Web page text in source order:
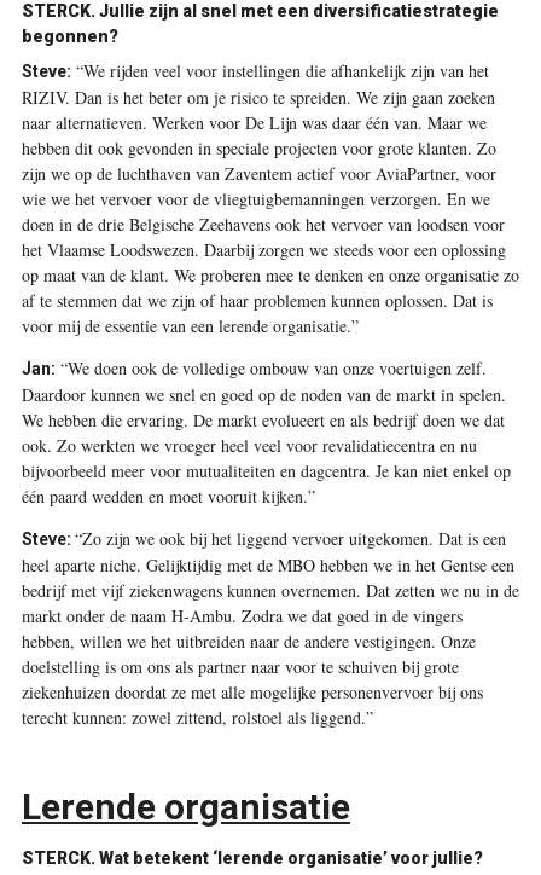
STERCK. Jullie zijn al snel met een diversificatiestrategie
begonnen?
Steve: “We rijden veel voor instellingen die afhankelijk zijn van het
RIZIV. Dan is het beter om je risico te spreiden. We zijn gaan zoeken
naar alternatieven. Werken voor De Lijn was daar één van. Maar we
hebben dit ook gevonden in speciale projecten voor grote klanten. Zo
zijn we op de luchthaven van Zaventem actief voor AviaPartner, voor
wie we het vervoer voor de vliegtuigbemanningen verzorgen. En we
doen in de drie Belgische Zeehavens ook het vervoer van loodsen voor
het Vlaamse Loodswezen. Daarbij zorgen we steeds voor een oplossing
op maat van de klant. We proberen mee te denken en onze organisatie zo
af te stemmen dat we zijn of haar problemen kunnen oplossen. Dat is
voor mij de essentie van een lerende organisatie.”
Jan: “We doen ook de volledige ombouw van onze voertuigen zelf.
Daardoor kunnen we snel en goed op de noden van de markt in spelen.
We hebben die ervaring. De markt evolueert en als bedrijf doen we dat
ook. Zo werkten we vroeger heel veel voor revalidatiecentra en nu
bijvoorbeeld meer voor mutualiteiten en dagcentra. Je kan niet enkel op
één paard wedden en moet vooruit kijken.”
Steve: “Zo zijn we ook bij het liggend vervoer uitgekomen. Dat is een
heel aparte niche. Gelijktijdig met de MBO hebben we in het Gentse een
bedrijf met vijf ziekenwagens kunnen overnemen. Dat zetten we nu in de
markt onder de naam H-Ambu. Zodra we dat goed in de vingers
hebben, willen we het uitbreiden naar de andere vestigingen. Onze
doelstelling is om ons als partner naar voor te schuiven bij grote
ziekenhuizen doordat ze met alle mogelijke personenvervoer bij ons
terecht kunnen: zowel zittend, rolstoel als liggend.”
Lerende organisatie
STERCK. Wat betekent ‘lerende organisatie’ voor jullie?